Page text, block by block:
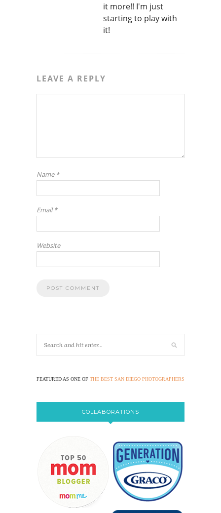
it more!! I'm just
starting to play with
it!
LEAVE A REPLY
Name *
Email*
Website
FEATURED AS ONE OF THE BEST SAN DIEGO PHOTOGRAPHERS
COLLABORATIONS